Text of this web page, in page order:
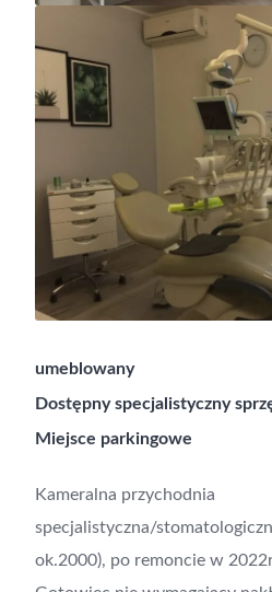
umeblowany
Dostępny specjalistyczny
Miejsce parkingowe
Kameralna przychodnia
specjalistyczna/
ok.2000), po remoncie w